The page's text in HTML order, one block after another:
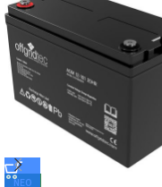
ΝΕΟ